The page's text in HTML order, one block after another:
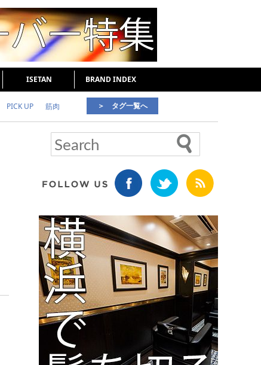
ISETAN BRAND INDEX
PICK UP 筋肉
頭皮ケア
＞ タグ一覧へ